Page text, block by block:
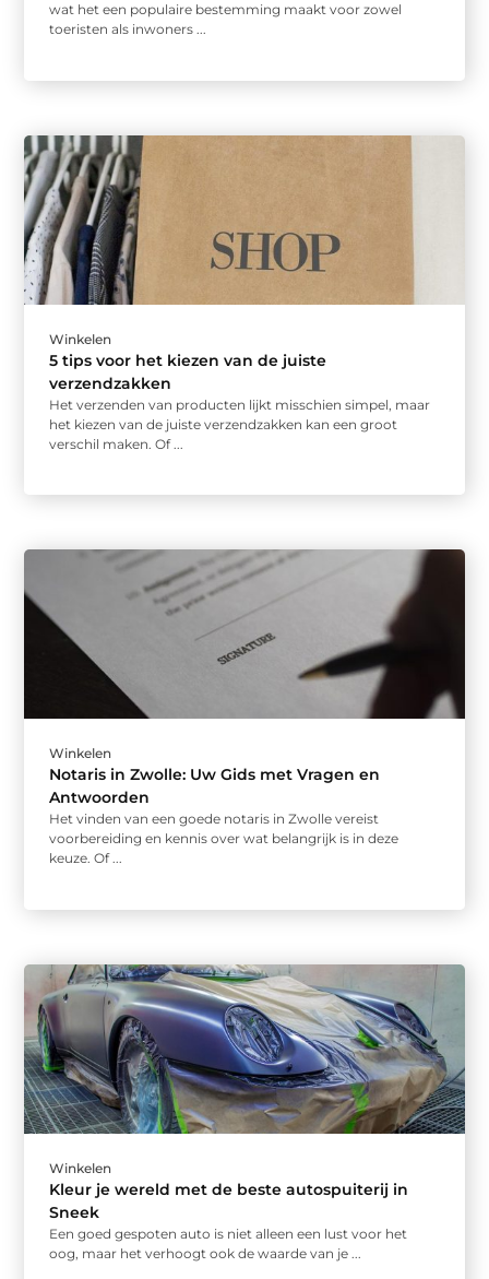
wat het een populaire bestemming maakt voor zowel
toeristen als inwoners ...
Winkelen
5 tips voor het kiezen van de juiste
verzendzakken
Het verzenden van producten lijkt misschien simpel, maar
het kiezen van de juiste verzendzakken kan een groot
verschil maken. Of ...
Winkelen
Notaris in Zwolle: Uw Gids met Vragen en
Antwoorden
Het vinden van een goede notaris in Zwolle vereist
voorbereiding en kennis over wat belangrijk is in deze
keuze. Of ...
Winkelen
Kleur je wereld met de beste autospuiterij in
Sneek
Een goed gespoten auto is niet alleen een lust voor het
oog, maar het verhoogt ook de waarde van je ...